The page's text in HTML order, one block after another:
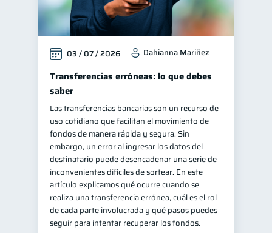
03 / 07 / 2026 Dahianna Mariñez
Transferencias erróneas: lo que debes
saber
Las transferencias bancarias son un recurso de
uso cotidiano que facilitan el movimiento de
fondos de manera rápida y segura. Sin
embargo, un error al ingresar los datos del
destinatario puede desencadenar una serie de
inconvenientes difíciles de sortear. En este
artículo explicamos qué ocurre cuando se
realiza una transferencia errónea, cuál es el rol
de cada parte involucrada y qué pasos puedes
seguir para intentar recuperar los fondos.